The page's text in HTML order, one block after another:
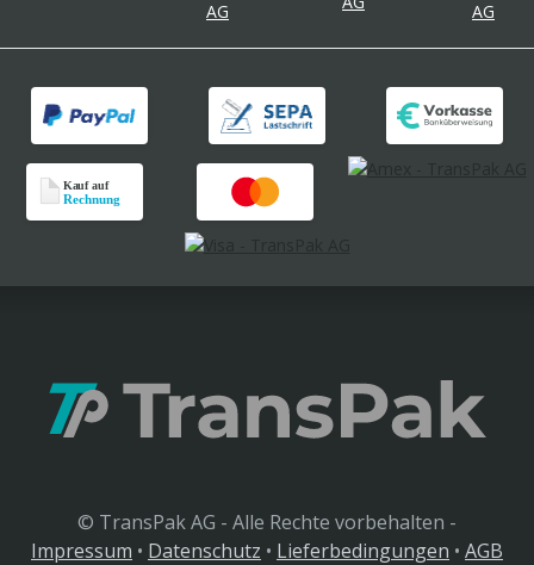
© TransPak AG - Alle Rechte vorbehalten -
Impressum • Datenschutz • Lieferbedingungen • AGB